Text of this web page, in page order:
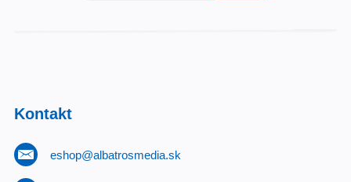
Kontakt
eshop@albatrosmedia.sk